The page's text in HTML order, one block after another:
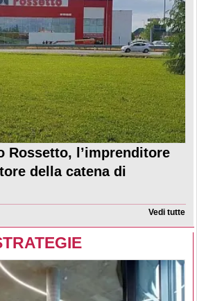
Rossetto, l’imprenditore
della catena di
Vedi tutte